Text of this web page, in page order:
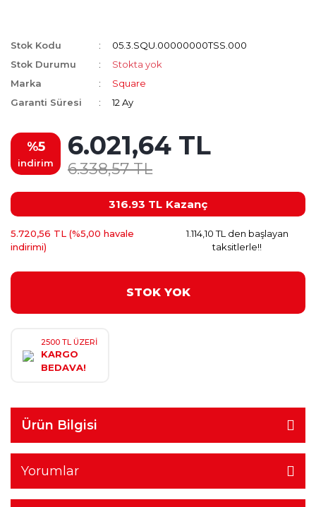
Stok Kodu
05.3.SQU.00000000TSS.000
Stok Durumu
Stokta yok
Marka
Square
Garanti Süresi
12 Ay
%5
indirim
6.021,64 TL
6.338,57 TL
316.93 TL Kazanç
5.720,56 TL (%5,00 havale
indirimi)
1.114,10 TL den başlayan
taksitlerle!!
STOK YOK
2500 TL ÜZERİ
KARGO
BEDAVA!
Ürün Bilgisi
Yorumlar